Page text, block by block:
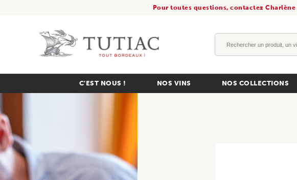
Pour toutes questions, contactez
C'EST NOUS ! NOS VINS NOS COLLECTIONS